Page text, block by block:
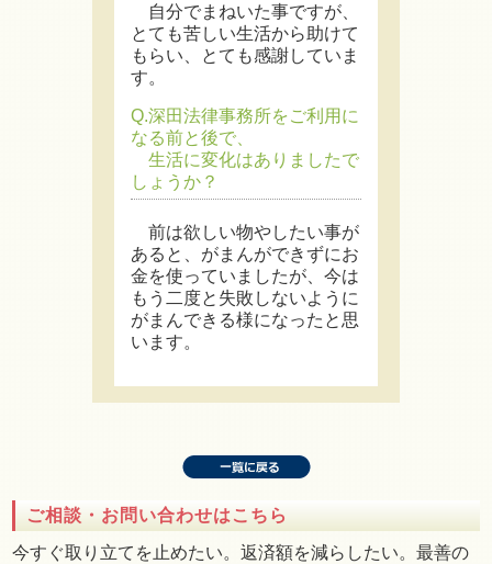
自分でまねいた事ですが、
とても苦しい生活から助けて
もらい、とても感謝していま
す。
Q.深田法律事務所をご利用に
なる前と後で、
生活に変化はありましたで
しょうか？
前は欲しい物やしたい事が
あると、がまんができずにお
金を使っていましたが、今は
もう二度と失敗しないように
がまんできる様になったと思
います。
ご相談・お問い合わせはこちら
今すぐ取り立てを止めたい。返済額を減らしたい。最善の